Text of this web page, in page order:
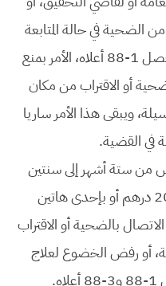
الضحية في حالة المتابعة
من أجل الجرائم المشار إليها في الفصل 1-88 أعلاه، الأمر بمنع
أو الاقتراب من مكان
ويبقى هذا الأمر ساريا
في القضية.
بالحبس من ستة أشهر إلى سنتين
وغرامة من 2.000 إلى 20.000 درهم أو بإحدى هاتين
بالضحية أو الاقتراب
أو رفض الخضوع لعلاج